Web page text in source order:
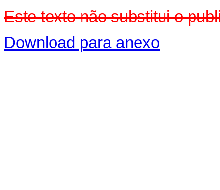
Este texto não substitui o
Download para anexo